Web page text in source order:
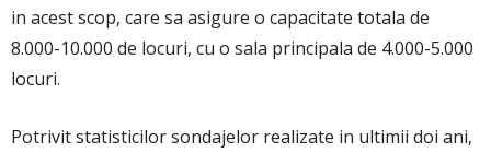
in acest scop, care sa asigure o capacitate totala de
8.000-10.000 de locuri, cu o sala principala de 4.000-5.000
locuri.
Potrivit statisticilor sondajelor realizate in ultimii doi ani,